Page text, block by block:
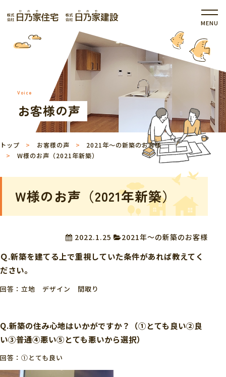
Voice
お客様の声
トップ お客様の声
2021年～の新築のお客様
W様のお声（2021年新築）
W様のお声（2021年新築）
2022.1.25 2021年～の新築のお客様
Ｑ.新築を建てる上で重視していた条件があれば教えてく
ださい。
回答：立地 デザイン 間取り
Q.新築の住み心地はいかがですか？（①とても良い②良
い③普通④悪い⑤とても悪いから選択）
回答：①とても良い